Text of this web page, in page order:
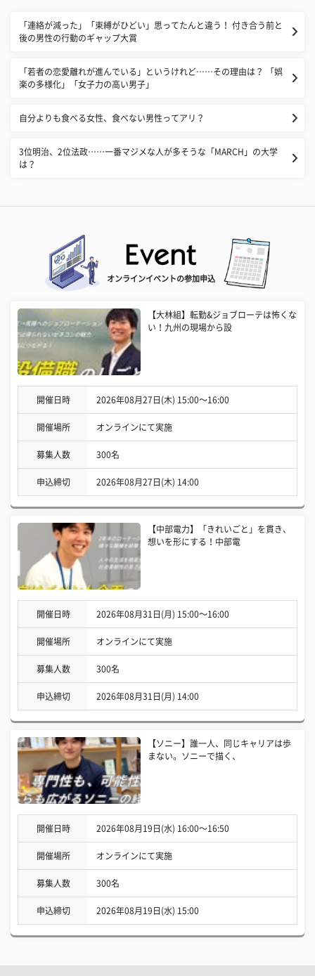
「連絡が減った」「束縛がひどい」思ってたんと違う！ 付き合う前と
後の男性の行動のギャップ大賞
「若者の恋愛離れが進んでいる」というけれど……その理由は？ 「娯
楽の多様化」「女子力の高い男子」
自分よりも食べる女性、食べない男性ってアリ？
3位明治、2位法政……一番マジメな人が多そうな「MARCH」の大学
は？
オンラインイベントの参加申込
【大林組】転勤&ジョブローテは怖くな
い！九州の現場から設
開催日時 2026年08月27日(木) 15:00〜16:00
開催場所 オンラインにて実施
募集人数 300名
申込締切 2026年08月27日(木) 14:00
【中部電力】「きれいごと」を貫き、
想いを形にする！中部電
開催日時 2026年08月31日(月) 15:00〜16:00
開催場所 オンラインにて実施
募集人数 300名
申込締切 2026年08月31日(月) 14:00
【ソニー】誰一人、同じキャリアは歩
まない。ソニーで描く、
開催日時 2026年08月19日(水) 16:00〜16:50
開催場所 オンラインにて実施
募集人数 300名
申込締切 2026年08月19日(水) 15:00